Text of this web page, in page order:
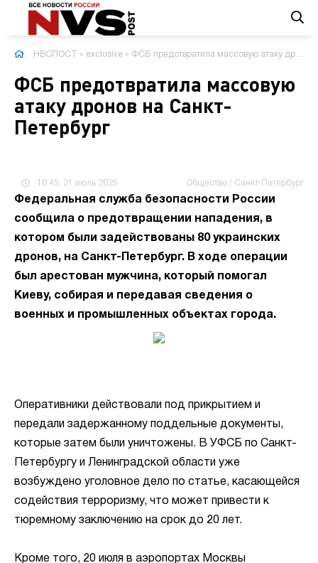
НВСПОСТ » exclusive » ФСБ предотвратила массовую атаку дронов на Санкт-Петербург
ФСБ предотвратила массовую
атаку дронов на Санкт-
Петербург
10:45, 21 июль 2025 Общество / Санкт-Петербург
Федеральная служба безопасности России
сообщила о предотвращении нападения, в
котором были задействованы 80 украинских
дронов, на Санкт-Петербург. В ходе операции
был арестован мужчина, который помогал
Киеву, собирая и передавая сведения о
военных и промышленных объектах города.
Оперативники действовали под прикрытием и
передали задержанному поддельные документы,
которые затем были уничтожены. В УФСБ по Санкт-
Петербургу и Ленинградской области уже
возбуждено уголовное дело по статье, касающейся
содействия терроризму, что может привести к
тюремному заключению на срок до 20 лет.
Кроме того, 20 июля в аэропортах Москвы